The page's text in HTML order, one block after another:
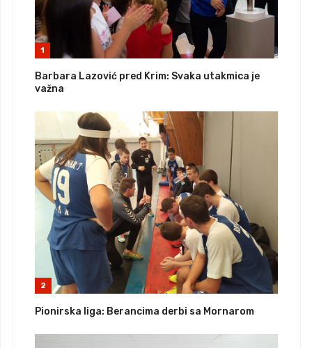
1
Barbara Lazović pred Krim: Svaka utakmica je
važna
2
Pionirska liga: Berancima derbi sa Mornarom